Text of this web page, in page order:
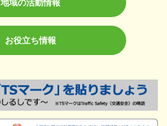
地域の活動情報
お役立ち情報